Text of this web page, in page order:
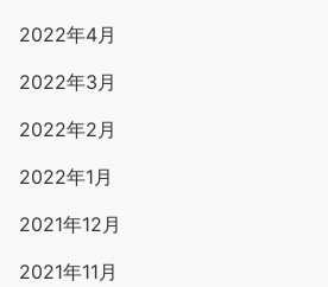
2022年4月
2022年3月
2022年2月
2022年1月
2021年12月
2021年11月